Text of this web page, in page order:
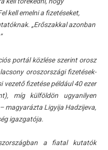
kell emelni a fizetéseket,
„Erőszakkal azonban
portál közlése szerint orosz
oros­zországi fizetések­
vezető fizetése például 40 ezer
míg külföldön ugyanily­en
magyaráz­ta Lig­yija Had­zijeva,
igaz­gatója.
a fiat­al kutatók